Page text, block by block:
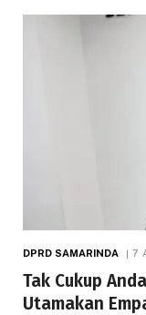
DPRD SAMARINDA 7
Tak Cukup
Utamakan